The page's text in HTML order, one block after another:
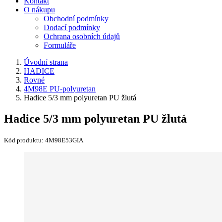
O nákupu
Obchodní podmínky
Dodací podmínky
Ochrana osobních údajů
Formuláře
Úvodní strana
HADICE
Rovné
4M98E PU-polyuretan
Hadice 5/3 mm polyuretan PU žlutá
Hadice 5/3 mm polyuretan PU žlutá
Kód produktu: 4M98E53GIA